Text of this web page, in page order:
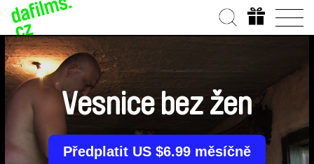
Vesnice bez žen
Předplatit US $6.99 měsíčně